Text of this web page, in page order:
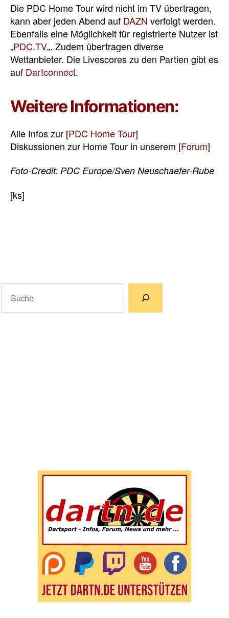
Die PDC Home Tour wird nicht im TV übertragen,
kann aber jeden Abend auf DAZN verfolgt werden.
Ebenfalls eine Möglichkeit für registrierte Nutzer ist
„PDC.TV„. Zudem übertragen diverse
Wettanbieter. Die Livescores zu den Partien gibt es
auf Dartconnect.
Weitere Informationen:
Alle Infos zur [PDC Home Tour]
Diskussionen zur Home Tour in unserem [Forum]
Foto-Credit: PDC Europe/Sven Neuschaefer-Rube
[ks]